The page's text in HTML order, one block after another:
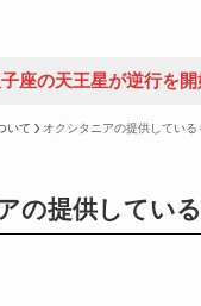
星が逆行を開始
いて オクシタニアの提供している
の提供してい